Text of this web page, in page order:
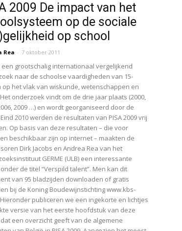
2009 De impact van het
op de sociale
op school
Rea - 7 oktober 2011
een grootschalig internationaal vergelijkend
naar de schoolse vaardigheden van 15-
op het vlak van wiskunde, wetenschappen en
onderzoek vindt om de drie jaar plaats (2000,
2009 …) en wordt georganiseerd door de
Eind 2010 werden de resultaten van PISA 2009 vrij
Op basis van deze resultaten – die voor
beschikbaar zijn op internet – maakten de
Dirk Jacobs en Andrea Rea van het
GERME (ULB) een interessante
de titel “Verspild talent”. Men kan dit
van 95 bladzijden downloaden of gratis
bij de Koning Boudewijnstichting www.kbs-
publiceren we een ingekorte en lichtjes
versie van het eerste hoofdstuk van deze
een overzicht geeft van de algemene